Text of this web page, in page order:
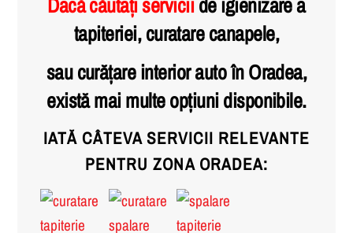
tapiteriei, curatare canapele,
sau curățare interior auto în Oradea,
există mai multe opțiuni disponibile.
IATĂ CÂTEVA SERVICII RELEVANTE
PENTRU ZONA ORADEA: